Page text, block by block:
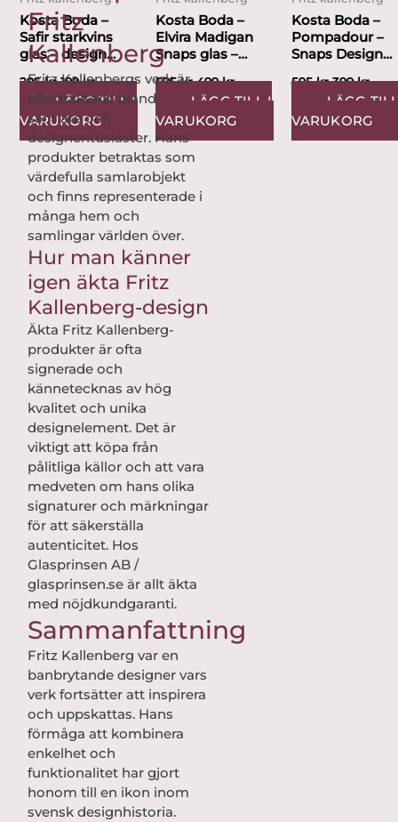
Kosta Boda –
Safir starkvins
glas – design
Fritz Kallenberg
295kr 199kr
LÄGG TILL I
VARUKORG
Kosta Boda –
Elvira Madigan
Snaps glas –
design Fritz...
595kr 499kr
LÄGG TILL I
VARUKORG
Kosta Boda –
Pompadour –
Snaps Design
595kr 399kr
LÄGG
VARUKORG
Fritz
Kallenberg
Fritz Kallenbergs verk är
eftertraktade bland
samlare och
designentusiaster. Hans
produkter betraktas som
värdefulla samlarobjekt
och finns representerade i
många hem och
samlingar världen över.
Hur man känner
igen äkta Fritz
Kallenberg-design
Äkta Fritz Kallenberg-
produkter är ofta
signerade och
kännetecknas av hög
kvalitet och unika
designelement. Det är
viktigt att köpa från
pålitliga källor och att vara
medveten om hans olika
signaturer och märkningar
för att säkerställa
autenticitet. Hos
Glasprinsen AB /
glasprinsen.se är allt äkta
med nöjdkundgaranti.
Sammanfattning
Fritz Kallenberg var en
banbrytande designer vars
verk fortsätter att inspirera
och uppskattas. Hans
förmåga att kombinera
enkelhet och
funktionalitet har gjort
honom till en ikon inom
svensk designhistoria.